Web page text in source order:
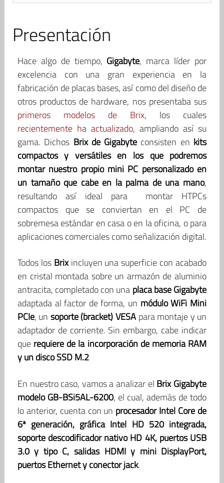
Presentación
Hace algo de tiempo, Gigabyte, marca líder por
excelencia con una gran experiencia en la
fabricación de placas bases, así como del diseño de
otros productos de hardware, nos presentaba sus
primeros modelos de Brix, los cuales
recientemente ha actualizado, ampliando así su
gama. Dichos Brix de Gigabyte consisten en kits
compactos y versátiles en los que podremos
montar nuestro propio mini PC personalizado en
un tamaño que cabe en la palma de una mano,
resultando así ideal para montar HTPCs
compactos que se conviertan en el PC de
sobremesa estándar en casa o en la oficina, o para
aplicaciones comerciales como señalización digital.
Todos los Brixincluyen una superficie con acabado
en cristal montada sobre un armazón de aluminio
antracita, completado con una placa base Gigabyte
adaptada al factor de forma, un módulo WiFi Mini
PCIe, un soporte (bracket) VESA para montaje y un
adaptador de corriente. Sin embargo, cabe indicar
que requiere de la incorporación de memoria RAM
y un disco SSD M.2
En nuestro caso, vamos a analizar el Brix Gigabyte
modelo GB-BSi5AL-6200, el cual, además de todo
lo anterior, cuenta con un procesador Intel Core de
6ª generación, gráfica Intel HD 520 integrada,
soporte descodificador nativo HD 4K, puertos USB
3.0 y tipo C, salidas HDMI y mini DisplayPort,
puertos Ethernet y conector jack.